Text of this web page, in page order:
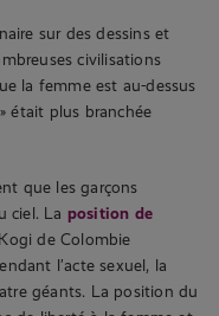
sur des dessins et
civilisations
la femme est au-dessus
était plus branchée
que les garçons
ciel. La position de
de Colombie
l’acte sexuel, la
géants. La position du